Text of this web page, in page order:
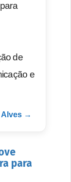
de
e
Alves →
para